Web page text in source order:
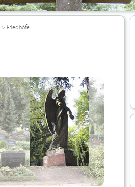
> Friedhöfe